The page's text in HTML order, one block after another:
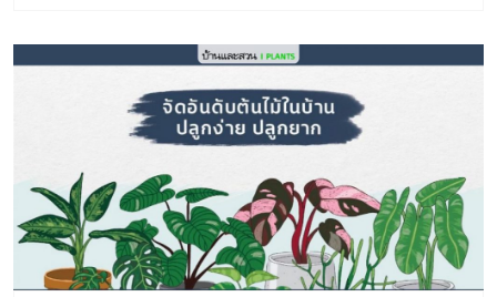
ไม้อัดที่เป็นส่วนประกอบของเฟอร์นิเจอร์ ทั้งชั้นวางของ
เคาน์เตอร์ ตู้เสื้อผ้า ผลิตภัณฑ์ทำความสะอาด วัสดุสังเคราะห์ที่
มีคุณสมบัติทนไฟ วัสดุเคลือบด้านหลังของพรมปูพื้น ถุง
บรรจุของ กระดาษไข กระดาษเช็ดหน้า และกระดาษเช็ดมือ
อาการ : สร้างความระคายเคืองกับเนื้อเยื่อต่าง ๆ ทั้งตา จมูก
คอ และระบบทางเดินหายใจ อาจลุกลามกลายเป็นโรคหอบหืด
ได้ พืชลดมลพิษ : ปาล์มไผ่ วาสนา ลิ้นมังกร […]